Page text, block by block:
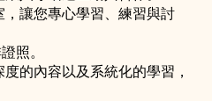
，讓您專心學習、練習與討
照。
的內容以及系統化的學習，